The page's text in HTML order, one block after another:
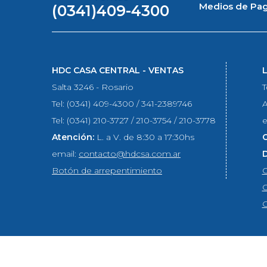
(0341)409-4300 Medios de
HDC CASA CENTRAL - VENTAS
Salta 3246 - Rosario
Tel: (0341) 409-4300 / 341-2389746
Tel: (0341) 210-3727 / 210-3754 / 210-3778
Atención: L. a V. de 8:30 a 17:30hs
email: contacto@hdcsa.com.ar
Botón de arrepentimiento